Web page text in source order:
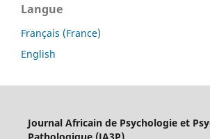
Langue
Français (France)
English
Journal Africain de Psychologie et
Pathologique (JA3P)